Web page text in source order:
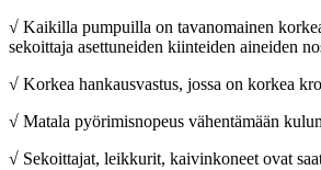
√ Kaikilla pumpuilla on tavanomainen
sekoittaja asettuneiden kiinteiden aineiden
√ Korkea hankausvastus, jossa on korkea
√ Matala pyörimisnopeus vähentämään
√ Sekoittajat, leikkurit, kaivinkoneet ovat